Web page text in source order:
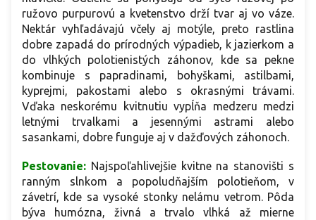
ružovo purpurovú a kvetenstvo drží tvar aj vo váze.
Nektár vyhľadávajú včely aj motýle, preto rastlina
dobre zapadá do prírodných výpadieb, k jazierkom a
do vlhkých polotienistých záhonov, kde sa pekne
kombinuje s papradinami, bohyškami, astilbami,
kyprejmi, pakostami alebo s okrasnými trávami.
Vďaka neskorému kvitnutiu vypĺňa medzeru medzi
letnými trvalkami a jesennými astrami alebo
sasankami, dobre funguje aj v dažďových záhonoch.
Pestovanie: Najspoľahlivejšie kvitne na stanovišti s
ranným slnkom a popoludňajším polotieňom, v
závetrí, kde sa vysoké stonky nelámu vetrom. Pôda
býva humózna, živná a trvalo vlhká až mierne